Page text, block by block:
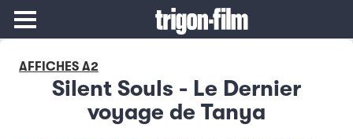
AFFICHES A2
Silent Souls - Le Dernier
voyage de Tanya